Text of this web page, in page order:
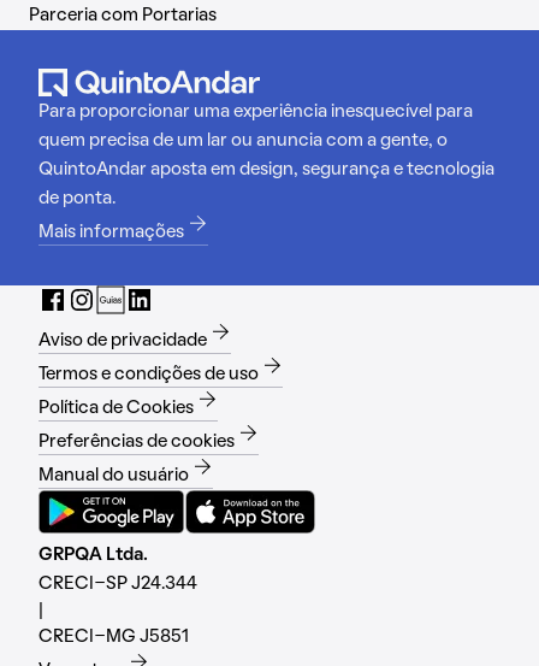
Parceria com Portarias
Para proporcionar uma experiência inesquecível para
quem precisa de um lar ou anuncia com a gente, o
QuintoAndar aposta em design, segurança e tecnologia
de ponta.
Mais informações
Aviso de privacidade
Termos e condições de uso
Política de Cookies
Preferências de cookies
Manual do usuário
GRPQA Ltda.
CRECI-SP J24.344
CRECI-MG J5851